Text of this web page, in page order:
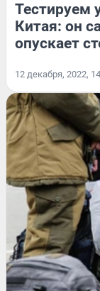
Тестируем
Китая: он
опускает
12 декабря, 2022,